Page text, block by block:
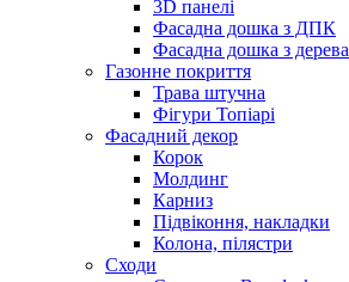
3D панелі
Фасадна дошка з ДПК
Фасадна дошка з дерева
Газонне покриття
Трава штучна
Фігури Топіарі
Фасадний декор
Корок
Молдинг
Карниз
Підвіконня, накладки
Колона, пілястри
Сходи